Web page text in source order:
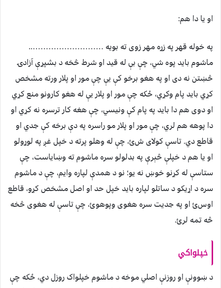
او یا دا هم:
په خوله قهر په زړه مهر زوی ته بويه ………………………..
ماشوم بايد پوه شي، چې بې له قيد او شرط څخه د بشپړې آزادۍ
څښتن نه دی او په هغو برخو کې یې چې مور او پلار ورته مشخص
کړي بايد پام وکړي، ځکه چې مور او پلار یې له هغو کارونو منع کړي
او دوی هم دا بايد په پام کې ونيسي، چې هغه کار ترسره نه کړي او
دا پوهه هم لري، چې مور او پلار مو راسره په دې برخه کې جدي او
قاطع دي. تاسې کولای شﺉ، چې له وهلو پرته د خپل غږ په لوړولو
او يا هم د خپلې څېرې په بدلولو سره ماشوم ته وښاياست، چې
ستاسې له کړنو خوښ نه يو؛ نو د همدې لپاره وايم، چې د ماشوم
سره د اړيکو د ساتلو لپاره بايد خپل حد او اصل مشخص کړو، قاطع
اوسﺉ او په جديت سره هغوی وپوهوﺉ، چې تاسې له هغوی څخه
څه تمه لرﺉ.
خپلواکي
د ښوونې او روزنې اصلي موخه د ماشوم خپلواک روزل دي، ځکه چې